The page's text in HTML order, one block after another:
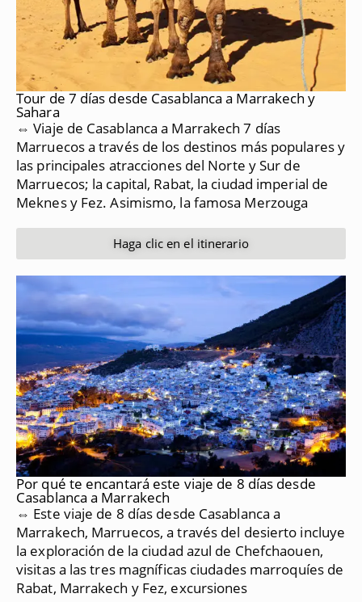
Tour de 7 días desde Casablanca a Marrakech y
Sahara
⇔ Viaje de Casablanca a Marrakech 7 días
Marruecos a través de los destinos más populares y
las principales atracciones del Norte y Sur de
Marruecos; la capital, Rabat, la ciudad imperial de
Meknes y Fez. Asimismo, la famosa Merzouga
Haga clic en el itinerario
Por qué te encantará este viaje de 8 días desde
Casablanca a Marrakech
⇔ Este viaje de 8 días desde Casablanca a
Marrakech, Marruecos, a través del desierto incluye
la exploración de la ciudad azul de Chefchaouen,
visitas a las tres magníficas ciudades marroquíes de
Rabat, Marrakech y Fez, excursiones